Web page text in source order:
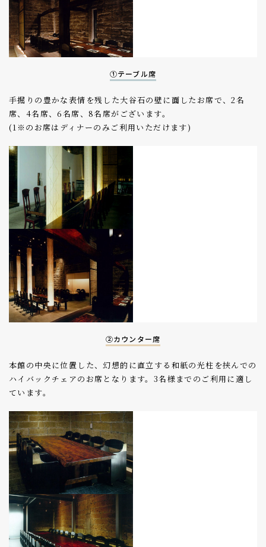
①テーブル席
手掘りの豊かな表情を残した大谷石の壁に面したお席で、2名
席、4名席、6名席、8名席がございます。
(1※のお席はディナーのみご利用いただけます)
②カウンター席
本館の中央に位置した、幻想的に直立する和紙の光柱を挟んでの
ハイバックチェアのお席となります。3名様までのご利用に適し
ています。